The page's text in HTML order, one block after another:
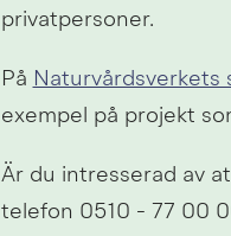
privatpersoner.
På Naturvårdsverkets
exempel på projekt
Är du intresserad av
telefon 0510 - 77 00